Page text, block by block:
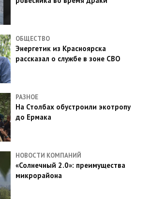
ОБЩЕСТВО
Энергетик из Красноярска
рассказал о службе в зоне СВО
РАЗНОЕ
На Столбах обустроили экотропу
до Ермака
НОВОСТИ КОМПАНИЙ
«Солнечный 2.0»: преимущества
микрорайона